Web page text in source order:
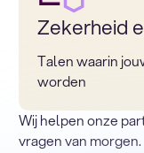
Zekerheid
Talen waarin
worden
Wij helpen onze
vragen van morgen.